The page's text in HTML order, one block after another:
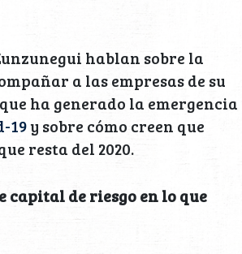
hablan sobre la
a las empresas de su
ha generado la emergencia
19y sobre cómo creen que
resta del 2020.
capital de riesgo en lo que